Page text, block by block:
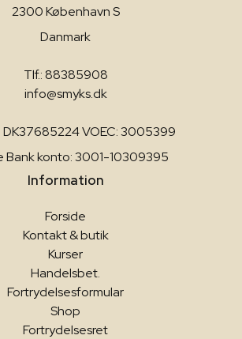
2300 København S
Danmark
Tlf.: 88385908
info@smyks.dk
DK37685224 VOEC: 3005399
Bank konto: 3001-10309395
Information
Forside
Kontakt & butik
Kurser
Handelsbet.
Fortrydelsesformular
Shop
Fortrydelsesret